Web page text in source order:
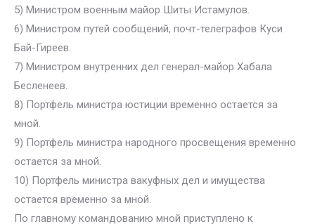
5) Министром военным майор Шиты Истамулов.
6) Министром путей сообщений, почт-телеграфов Куси
Бай-Гиреев.
7) Министром внутренних дел генерал-майор Хабала
Бесленеев.
8) Портфель министра юстиции временно остается за
мной.
9) Портфель министра народного просвещения временно
остается за мной.
10) Портфель министра вакуфных дел и имущества
остается временно за мной.
По главному командованию мной приступлено к